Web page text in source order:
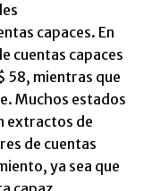
capaces. En
cuentas capaces
58, mientras que
Muchos estados
extractos de
de cuentas
ya sea que